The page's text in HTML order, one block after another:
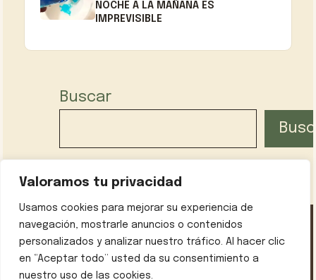
Valoramos tu privacidad
Usamos cookies para mejorar su experiencia de
navegación, mostrarle anuncios o contenidos
personalizados y analizar nuestro tráfico. Al hacer clic
en “Aceptar todo” usted da su consentimiento a
nuestro uso de las cookies.
NOCHE A LA MAÑANA ES
IMPREVISIBLE
Buscar
Aviso legal